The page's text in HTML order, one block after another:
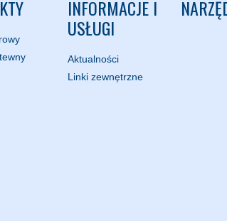
INFORMACJE I
USŁUGI
Aktualności
Linki zewnętrzne